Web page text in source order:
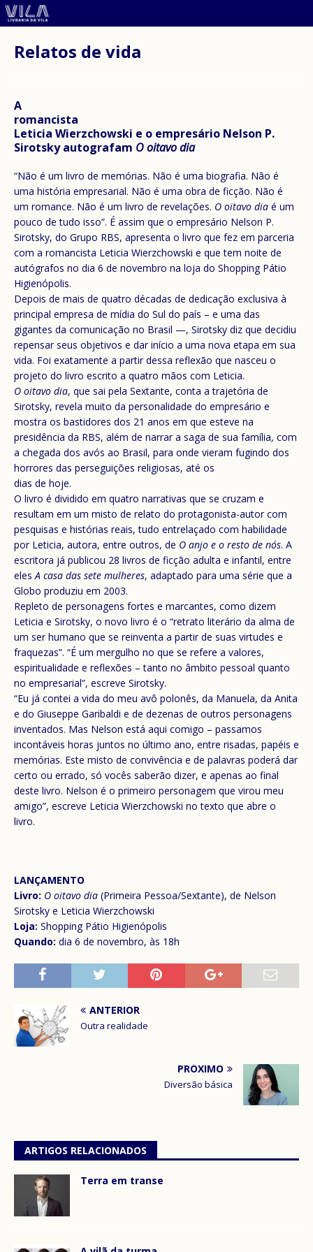
Relatos de vida
A
romancista
Leticia Wierzchowski e o empresário Nelson P.
Sirotsky autografam O oitavo dia
“Não é um livro de memórias. Não é uma biografia. Não é
uma história empresarial. Não é uma obra de ficção. Não é
um romance. Não é um livro de revelações. O oitavo dia é um
pouco de tudo isso”. É assim que o empresário Nelson P.
Sirotsky, do Grupo RBS, apresenta o livro que fez em parceria
com a romancista Leticia Wierzchowski e que tem noite de
autógrafos no dia 6 de novembro na loja do Shopping Pátio
Higienópolis.
Depois de mais de quatro décadas de dedicação exclusiva à
principal empresa de mídia do Sul do país – e uma das
gigantes da comunicação no Brasil —, Sirotsky diz que decidiu
repensar seus objetivos e dar início a uma nova etapa em sua
vida. Foi exatamente a partir dessa reflexão que nasceu o
projeto do livro escrito a quatro mãos com Leticia.
O oitavo dia, que sai pela Sextante, conta a trajetória de
Sirotsky, revela muito da personalidade do empresário e
mostra os bastidores dos 21 anos em que esteve na
presidência da RBS, além de narrar a saga de sua família, com
a chegada dos avós ao Brasil, para onde vieram fugindo dos
horrores das perseguições religiosas, até os
dias de hoje.
O livro é dividido em quatro narrativas que se cruzam e
resultam em um misto de relato do protagonista-autor com
pesquisas e histórias reais, tudo entrelaçado com habilidade
por Leticia, autora, entre outros, de O anjo e o resto de nós. A
escritora já publicou 28 livros de ficção adulta e infantil, entre
eles A casa das sete mulheres, adaptado para uma série que a
Globo produziu em 2003.
Repleto de personagens fortes e marcantes, como dizem
Leticia e Sirotsky, o novo livro é o “retrato literário da alma de
um ser humano que se reinventa a partir de suas virtudes e
fraquezas”. “É um mergulho no que se refere a valores,
espiritualidade e reflexões – tanto no âmbito pessoal quanto
no empresarial”, escreve Sirotsky.
“Eu já contei a vida do meu avô polonês, da Manuela, da Anita
e do Giuseppe Garibaldi e de dezenas de outros personagens
inventados. Mas Nelson está aqui comigo – passamos
incontáveis horas juntos no último ano, entre risadas, papéis e
memórias. Este misto de convivência e de palavras poderá dar
certo ou errado, só vocês saberão dizer, e apenas ao final
deste livro. Nelson é o primeiro personagem que virou meu
amigo”, escreve Leticia Wierzchowski no texto que abre o
livro.
LANÇAMENTO
Livro: O oitavo dia (Primeira Pessoa/Sextante), de Nelson
Sirotsky e Leticia Wierzchowski
Loja: Shopping Pátio Higienópolis
Quando: dia 6 de novembro, às 18h
ANTERIOR
Outra realidade
PRÓXIMO
Diversão básica
ARTIGOS RELACIONADOS
Terra em transe